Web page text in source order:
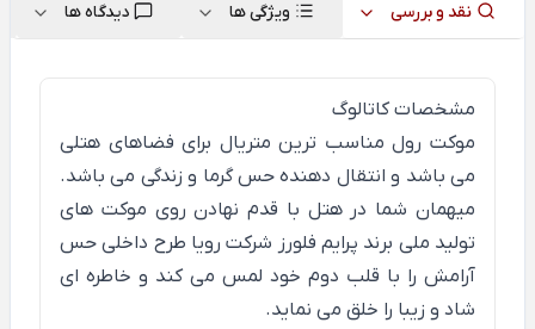
نقد و بررسی ویژگی ها دیدگاه ها
مشخصات کاتالوگ
موکت رول مناسب ترین متریال برای فضاهای هتلی
می باشد و انتقال دهنده حس گرما و زندگی می باشد.
میهمان شما در هتل با قدم نهادن روی موکت های
تولید ملی برند پرایم فلورز شرکت رویا طرح داخلی حس
آرامش را با قلب دوم خود لمس می کند و خاطره ای
شاد و زیبا را خلق می نماید.